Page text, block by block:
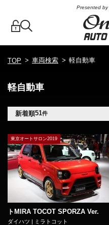
Presented by
TOP 車両検索 軽自動車
軽自動車
新着順51件
東京オートサロン2019
トMIRA TOCOT SPORZA Ver.
ダイハツ | ミラトコット